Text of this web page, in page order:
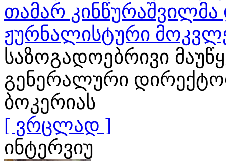
თამარ
ჟურნალისტური
საზოგადოებრივი
გენერალური
ბოკერიას
[ ვრცლად ]
ინტერვიუ